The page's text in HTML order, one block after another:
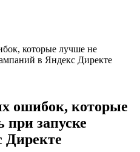
которые лучше не
в Яндекс Директе
ошибок, которые
при запуске
Директе